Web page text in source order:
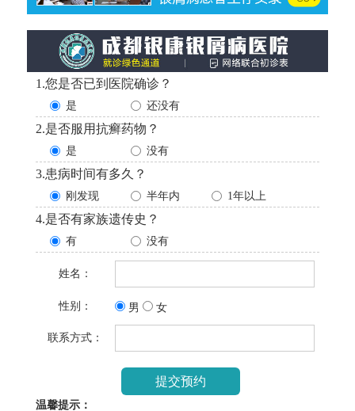
1.您是否已到医院确诊？
是 还没有
2.是否服用抗癣药物？
是 没有
3.患病时间有多久？
刚发现 半年内 1年以上
4.是否有家族遗传史？
有 没有
姓名：
性别： 男 女
联系方式：
温馨提示：